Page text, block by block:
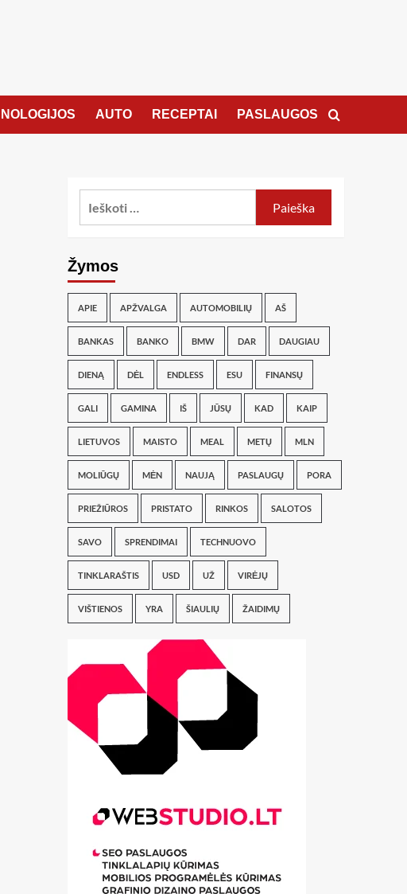
AUTO RECEPTAI PASLAUGOS
Žymos
APIE APŽVALGA AUTOMOBILIŲ AŠ
BANKAS BANKO BMW DAR DAUGIAU
DIENĄ DĖL ENDLESS ESU FINANSŲ
GALI GAMINA IŠ JŪSŲ KAD KAIP
LIETUVOS MAISTO MEAL METŲ MLN
MOLIŪGŲ MĖN NAUJĄ PASLAUGŲ PORA
PRIEŽIŪROS PRISTATO RINKOS SALOTOS
SAVO SPRENDIMAI TECHNUOVO
TINKLARAŠTIS USD UŽ VIRĖJŲ
VIŠTIENOS YRA ŠIAULIŲ ŽAIDIMŲ